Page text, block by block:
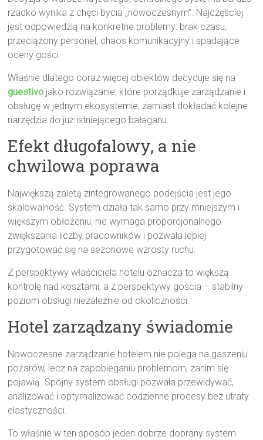
rzadko wynika z chęci bycia „nowoczesnym”. Najczęściej
jest odpowiedzią na konkretne problemy: brak czasu,
przeciążony personel, chaos komunikacyjny i spadające
oceny gości.
Właśnie dlatego coraz więcej obiektów decyduje się na
guestivo jako rozwiązanie, które porządkuje zarządzanie i
obsługę w jednym ekosystemie, zamiast dokładać kolejne
narzędzia do już istniejącego bałaganu.
Efekt długofalowy, a nie
chwilowa poprawa
Największą zaletą zintegrowanego podejścia jest jego
skalowalność. System działa tak samo przy mniejszym i
większym obłożeniu, nie wymaga proporcjonalnego
zwiększania liczby pracowników i pozwala lepiej
przygotować się na sezonowe wzrosty ruchu.
Z perspektywy właściciela hotelu oznacza to większą
kontrolę nad kosztami, a z perspektywy gościa – stabilny
poziom obsługi niezależnie od okoliczności.
Hotel zarządzany świadomie
Nowoczesne zarządzanie hotelem nie polega na gaszeniu
pożarów, lecz na zapobieganiu problemom, zanim się
pojawią. Spójny system obsługi pozwala przewidywać,
analizować i optymalizować codzienne procesy bez utraty
elastyczności.
To właśnie w ten sposób jeden dobrze dobrany system